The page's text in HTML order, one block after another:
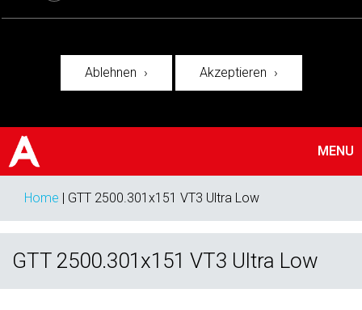
Ablehnen Akzeptieren
MENU
Home | GTT 2500.301x151 VT3 Ultra Low
GTT 2500.301x151 VT3 Ultra Low